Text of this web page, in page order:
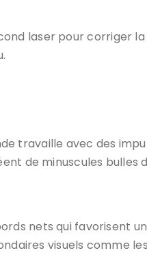
laser pour corriger
avec des
de minuscules
nets qui favorisent
visuels comme